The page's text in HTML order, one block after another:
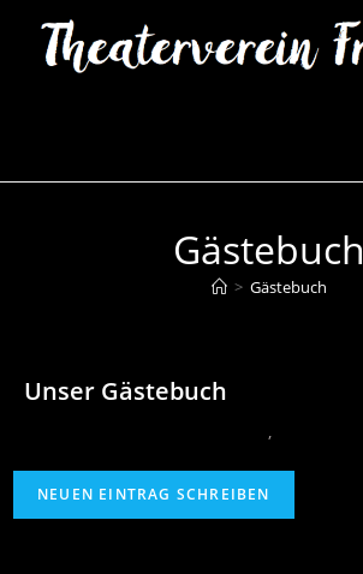
Gästebuch
> Gästebuch
Unser Gästebuch
‚